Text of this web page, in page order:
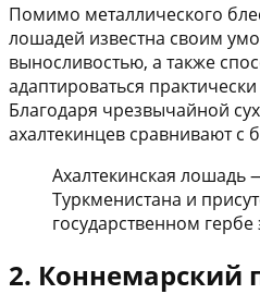
Помимо металлического
лошадей известна своим
выносливостью, а также
адаптироваться
Благодаря чрезвычайной
ахалтекинцев сравнивают с
Ахалтекинская лошадь
Туркменистана и
государственном гербе
2. Коннемарский